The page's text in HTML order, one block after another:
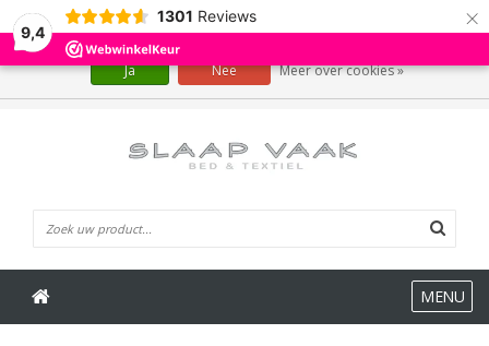
9,4
1301 Reviews ×
MENU
Wij slaan cookies op om onze website te verbeteren. Is dat akkoord?
Ja Nee Meer over cookies »